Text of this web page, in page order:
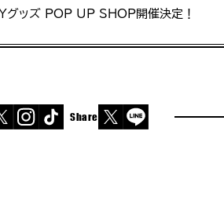
ッズ POP UP SHOP開催決定！
Share